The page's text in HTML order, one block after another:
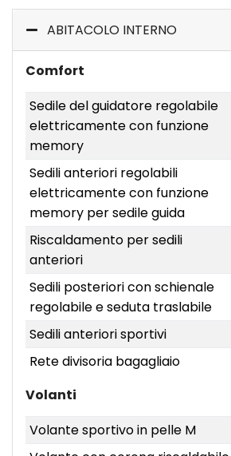
ABITACOLO INTERNO
Comfort
Sedile del guidatore regolabile
elettricamente con funzione
memory
Sedili anteriori regolabili
elettricamente con funzione
memory per sedile guida
Riscaldamento per sedili
anteriori
Sedili posteriori con schienale
regolabile e seduta traslabile
Sedili anteriori sportivi
Rete divisoria bagagliaio
Volanti
Volante sportivo in pelle M